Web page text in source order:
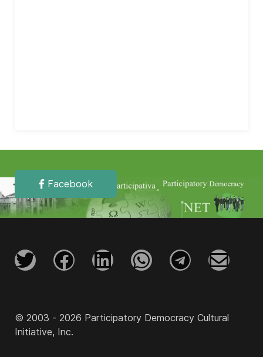
Facebook
© 2003 - 2026 Participatory Democracy Cultural
Initiative, Inc.